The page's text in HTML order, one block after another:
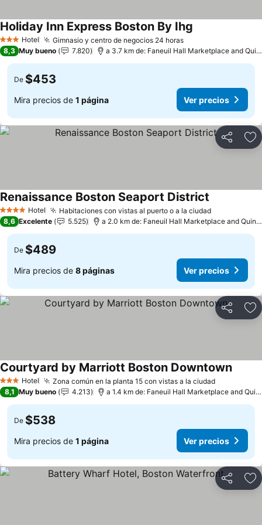
3 Estrellas
Hotel Gimnasio y centro de negocios 24 horasVer precios
Holiday Inn Express Boston By Ihg
8,3 Muy bueno 7.820 a 3.7 km de: Faneuil Hall Marketplace and
De $453
Mira precios de 1 página Ver precios
Compartir
4 EstrellasHotel Habitaciones con vistas al puerto o a la ciudadVer precios
Renaissance Boston Seaport District
8,6 Excelente 5.525 a 2.0 km de: Faneuil Hall Marketplace and
De $489
Mira precios de 8 páginas Ver precios
Compartir
3 Estrellas
Hotel Zona común en la planta 15 con vistas a la ciudadVer
Courtyard by Marriott Boston DowntownVer
8,1 Muy bueno 4.213 a 1.4 km de: Faneuil Hall Marketplace and
De $538
Mira precios de 1 página Ver precios
Compartir